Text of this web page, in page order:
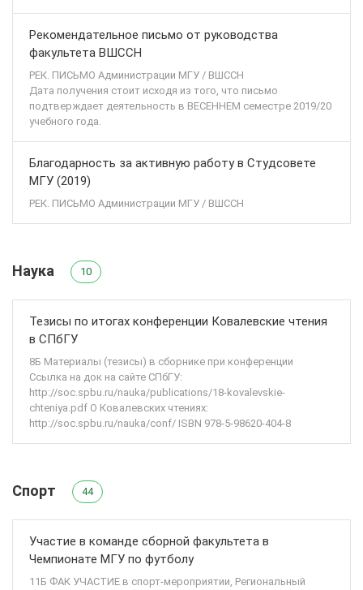
Рекомендательное письмо от руководства
факультета ВШССН
РЕК. ПИСЬМО Администрации МГУ / ВШССН
Дата получения стоит исходя из того, что письмо
подтверждает деятельность в ВЕСЕННЕМ семестре 2019/20
учебного года.
Благодарность за активную работу в Студсовете
МГУ (2019)
РЕК. ПИСЬМО Администрации МГУ / ВШССН
Наука 10
Тезисы по итогах конференции Ковалевские чтения
в СПбГУ
8Б Материалы (тезисы) в сборнике при конференции
Ссылка на док на сайте СПбГУ:
http://soc.spbu.ru/nauka/publications/18-kovalevskie-
chteniya.pdf О Ковалевских чтениях:
http://soc.spbu.ru/nauka/conf/ ISBN 978-5-98620-404-8
Спорт 44
Участие в команде сборной факультета в
Чемпионате МГУ по футболу
11Б ФАК УЧАСТИЕ в спорт-мероприятии, Региональный